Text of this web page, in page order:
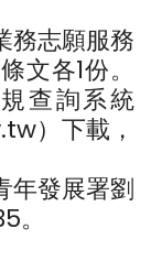
務志願服務
文各1份。
查詢系統
）下載，
年發展署劉